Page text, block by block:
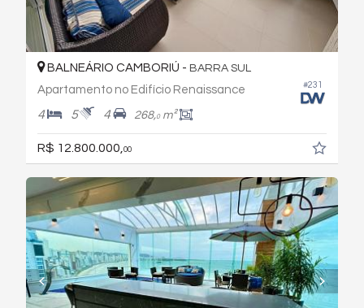
#231
BALNEÁRIO CAMBORIÚ - BARRA SUL
Apartamento no Edifício Renaissance
4 5 4 268,0m²
R$ 12.800.000, 00